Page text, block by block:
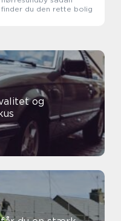
finder du den rette bolig
og